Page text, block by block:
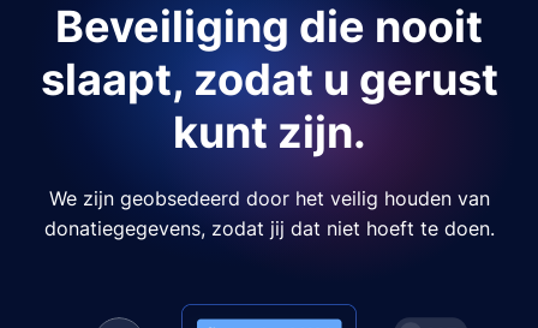
Beveiliging die nooit
slaapt, zodat u gerust
kunt zijn.
We zijn geobsedeerd door het veilig houden van
donatiegegevens, zodat jij dat niet hoeft te doen.